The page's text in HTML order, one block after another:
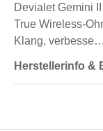
Devialet Gemini
True Wireless-
Klang, verbesse…
Herstellerinfo &